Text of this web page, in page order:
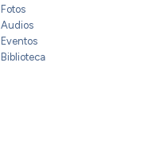
Fotos
Audios
Eventos
Biblioteca